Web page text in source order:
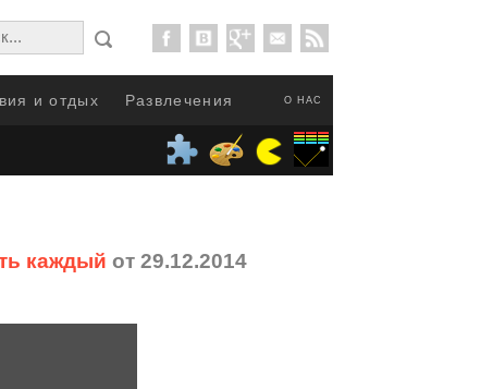
О НАС
и отдых Развлечения
каждый от 29.12.2014